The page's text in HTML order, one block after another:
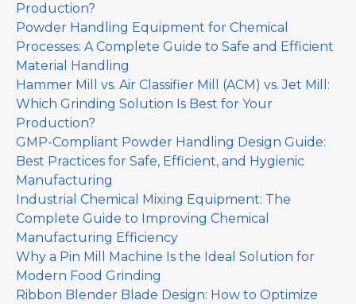
Production?
Powder Handling Equipment for Chemical
Processes: A Complete Guide to Safe and Efficient
Material Handling
Hammer Mill vs. Air Classifier Mill (ACM) vs. Jet Mill:
Which Grinding Solution Is Best for Your
Production?
GMP-Compliant Powder Handling Design Guide:
Best Practices for Safe, Efficient, and Hygienic
Manufacturing
Industrial Chemical Mixing Equipment: The
Complete Guide to Improving Chemical
Manufacturing Efficiency
Why a Pin Mill Machine Is the Ideal Solution for
Modern Food Grinding
Ribbon Blender Blade Design: How to Optimize